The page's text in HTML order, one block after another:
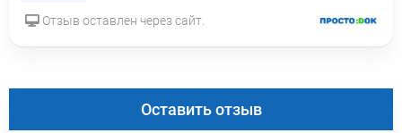
Отзыв оставлен через сайт.
Оставить отзыв